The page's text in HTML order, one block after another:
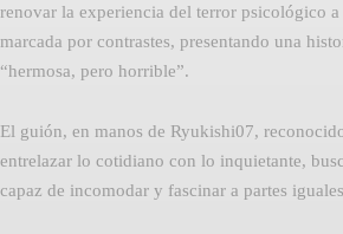
renovar la experiencia del terror psicológico
marcada por contrastes, presentando una
“hermosa, pero horrible”.
El guión, en manos de Ryukishi07,
entrelazar lo cotidiano con lo inquietante,
capaz de incomodar y fascinar a partes